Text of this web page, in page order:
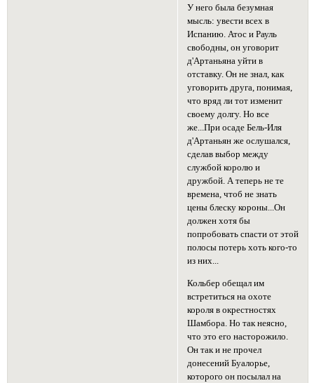
У него была безумная
мысль: увести всех в
Испанию. Атос и Рауль
свободны, он уговорит
д'Артаньяна уйти в
отставку. Он не знал, как
уговорить друга, понимая,
что вряд ли тот изменит
своему долгу. Но все
же...При осаде Бель-Иля
д'Артаньян же ослушался,
сделав выбор между
службой королю и
дружбой. А теперь не те
времена, чтоб не знать
цены блеску короны...Он
должен хотя бы
попробовать спасти от этой
полосы потерь хоть кого-то
из них...
Кольбер обещал им
встретиться на охоте
короля в окрестностях
Шамбора. Но так неясно,
что это его насторожило.
Он так и не прочел
донесений Буалорье,
которого он посылал на